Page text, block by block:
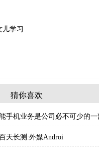
猜你喜欢
手机业务是公司必不可少的一
天长测:外媒Androi